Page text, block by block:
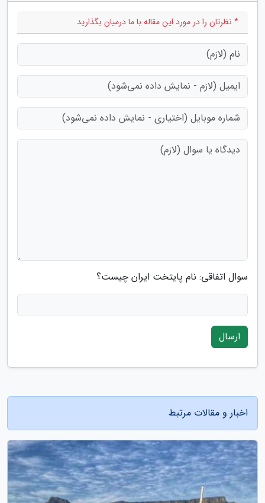
* نظرتان را در مورد این مقاله با ما درمیان بگذارید
سوال اتفاقی: نام پایتخت ایران چیست؟
ارسال
اخبار و مقالات مرتبط